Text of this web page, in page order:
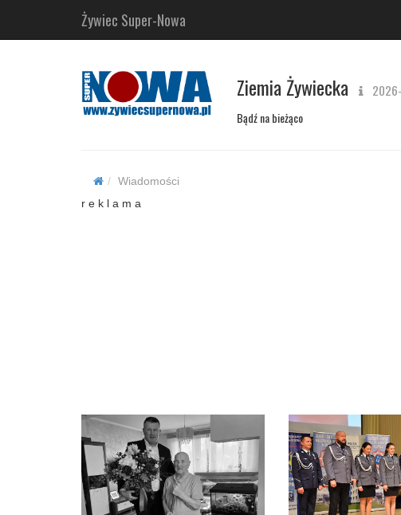
Żywiec Super-Nowa
Ziemia Żywiecka
Bądź na bieżąco
Wiadomości
r e k l a m a